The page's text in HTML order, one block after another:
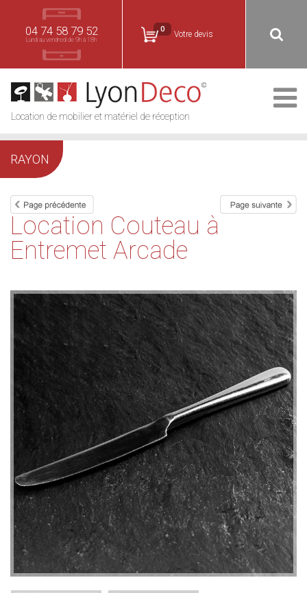
Location de mobilier et matériel de réception
04 74 58 79 52
Lundi au vendredi de 9h à 18h
0 Votre devis
RAYON
Location Couteau à
Entremet Arcade